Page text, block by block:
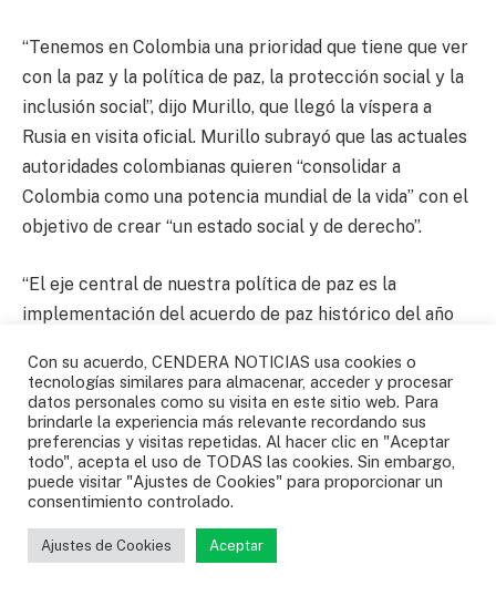
“Tenemos en Colombia una prioridad que tiene que ver
con la paz y la política de paz, la protección social y la
inclusión social”, dijo Murillo, que llegó la víspera a
Rusia en visita oficial. Murillo subrayó que las actuales
autoridades colombianas quieren “consolidar a
Colombia como una potencia mundial de la vida” con el
objetivo de crear “un estado social y de derecho”.
“El eje central de nuestra política de paz es la
implementación del acuerdo de paz histórico del año
las negociaciones con algunos grupos rebeldes,
incluido el ejército de liberación nacional (ELN)”,
afirmó.
Al respecto, aprovechó la ocasión para agradecer al
seguridad de la ONU”.
Con su acuerdo, CENDERA NOTICIAS usa cookies o
tecnologías similares para almacenar, acceder y procesar
datos personales como su visita en este sitio web. Para
brindarle la experiencia más relevante recordando sus
preferencias y visitas repetidas. Al hacer clic en "Aceptar
todo", acepta el uso de TODAS las cookies. Sin embargo,
puede visitar "Ajustes de Cookies" para proporcionar un
consentimiento controlado.
Ajustes de Cookies Aceptar